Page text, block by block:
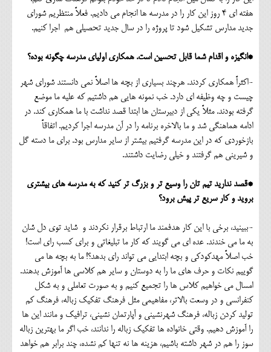
هفته ای 4 روز این کار را در مدرسه ها انجام می دادیم. فعلاً منتظریم شورای
جدید مدارس تشکیل شود تا پروژه را در سال جدید تحصیلی هم اجرا کنیم.
*انگیزه و اقدام شما قابل تحسین است. همکاری اولیای مدرسه چگونه بوده؟
-اکثراً همکاری کردند. هرچند بسیاری از بچه ها اصلاً نمی دانستند شورای شهر
چیست و چه وظیفه ای دارد. خب نمونه هایی هم داشتیم که علیه ما موضع
گرفته بودند. مثلاً یکی از دبیرستان ها ابتدا قصد نداشت با ما همکاری کند. در
ادامه هماهنگی شد و ما بالاخره برنامه را در آن مدرسه اجرا کردیم. اتفاقاً
بازخوردی که در این مدرسه گرفتیم بیشتر از سایر مدارس بود. برای ما دسته گل
و شیرینی هم گرفتند و خیلی رضایت داشتند.
*قصد ندارید تیم تان را وسیع تر و بزرگ تر کنید که به مدرسه های بیشتری
بروید و کار سریع تر پیش برود؟
-ببینید، برخی با این کار هدفمند ما ارتباط برقرار نکردند و شاید توی دل شان
به ما می خندند. عده ای می گویند که کار ما تبلیغاتی و برای کسب رای است!
خب اصلاً مهدکودکی و بچه ابتدایی می تواند رای بدهد؟! ما به بچه ها می
گوییم نکات و حرف های ما را به دوستان و سایر هم کلاسی ها آموزش بدهند.
امسال می خواهیم کلاس ها را تجمیع کنیم و به صورت تعاملی و به شکل
کنفرانسی و در وسعت بالاتر، مفاهیمی مثل فرهنگ تفکیک زباله، فرهنگ کم
تولید کردن زباله، فرهنگ شهرنشینی و آپارتمان نشینی، ترافیک و مانند این ها
را آموزش دهیم. وقتی خانواده ها تفکیک زباله را ندانند، خب اگر ما بهترین زباله
سوز را هم در شهر داشته باشیم، هزینه ها نه تنها کم نشده، چند برابر هم خواهد